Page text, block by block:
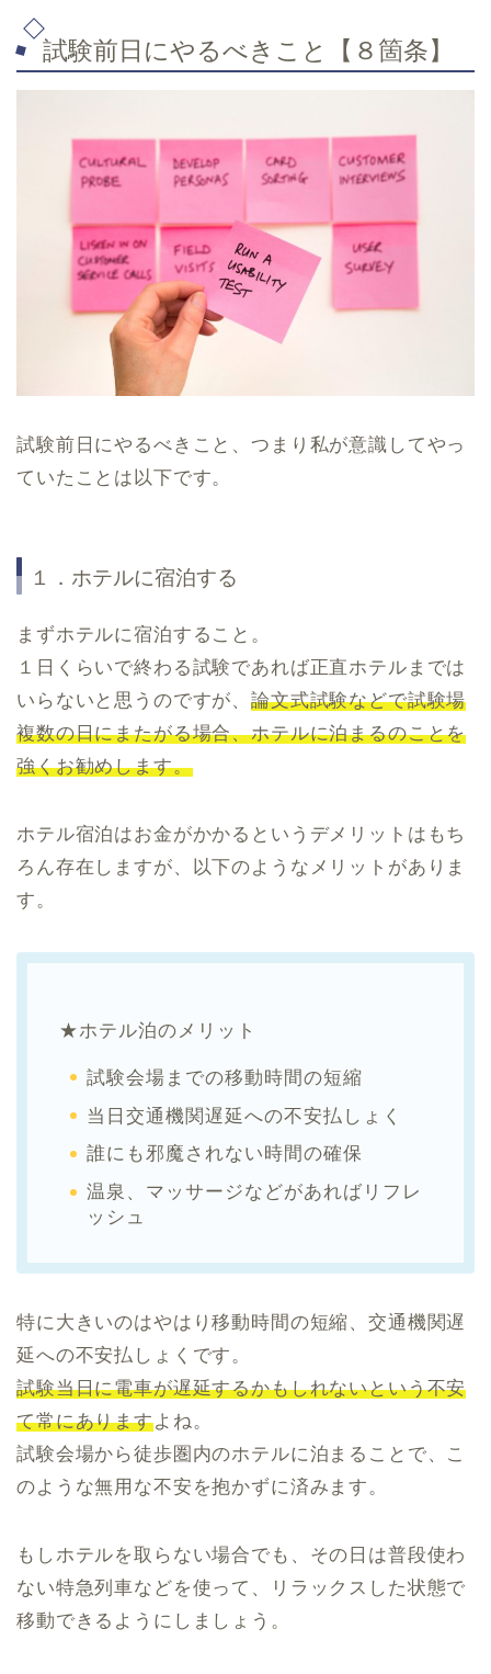
試験前日にやるべきこと【８箇条】
試験前日にやるべきこと、つまり私が意識してやっ
ていたことは以下です。
１．ホテルに宿泊する
まずホテルに宿泊すること。
１日くらいで終わる試験であれば正直ホテルまでは
いらないと思うのですが、論文式試験などで試験場
複数の日にまたがる場合、ホテルに泊まるのことを
強くお勧めします。
ホテル宿泊はお金がかかるというデメリットはもち
ろん存在しますが、以下のようなメリットがありま
す。
★ホテル泊のメリット
試験会場までの移動時間の短縮
当日交通機関遅延への不安払しょく
誰にも邪魔されない時間の確保
温泉、マッサージなどがあればリフレ
ッシュ
特に大きいのはやはり移動時間の短縮、交通機関遅
延への不安払しょくです。
試験当日に電車が遅延するかもしれないという不安
て常にありますよね。
試験会場から徒歩圏内のホテルに泊まることで、こ
のような無用な不安を抱かずに済みます。
もしホテルを取らない場合でも、その日は普段使わ
ない特急列車などを使って、リラックスした状態で
移動できるようにしましょう。